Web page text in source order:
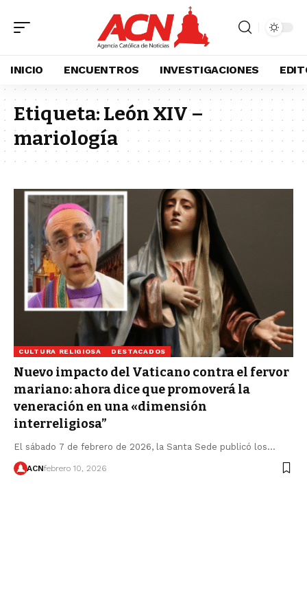
INICIO ENCUENTROS INVESTIGACIONES
Etiqueta: León XIV –
mariología
CULTURA RELIGIOSA DESTACADOS
Nuevo impacto del Vaticano contra el fervor
mariano: ahora dice que promoverá la
veneración en una «dimensión
interreligiosa”
El sábado 7 de febrero de 2026, la Santa Sede publicó los…
ACNfebrero 10, 2026